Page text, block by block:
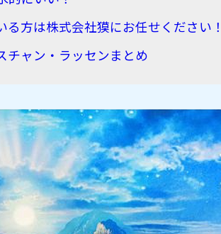
方は株式会社獏にお任せください！
チャン・ラッセンまとめ